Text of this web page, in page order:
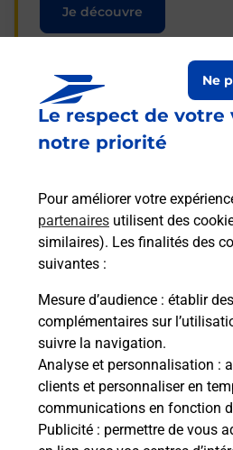
Le respect de votre
notre priorité
Pour améliorer votre
partenaires utilisent des
similaires). Les finalités des
suivantes :
Mesure d’audience : établir
complémentaires sur
suivre la navigation.
Analyse et personnalisation :
clients et personnaliser en
communications en fonction
Publicité : permettre de vous
Ne
Je découvre
Questions
posées
La téléassistance
médaillon d’alarme
c’est ?
Comment fonctionne la
téléassistance
Comment est installée